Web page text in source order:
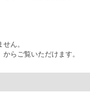
ん。
らご覧いただけます。